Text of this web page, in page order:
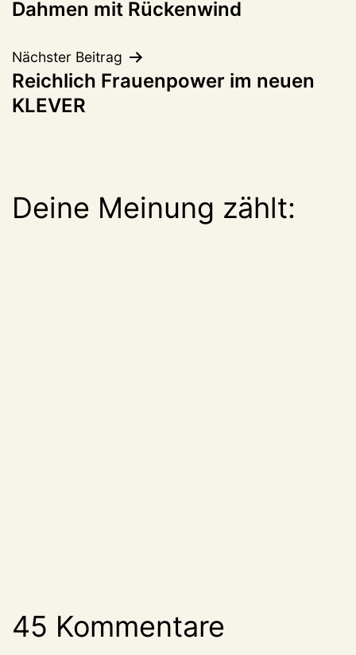
Dahmen mit Rückenwind
Nächster Beitrag
Reichlich Frauenpower im neuen
KLEVER
Deine Meinung zählt:
45 Kommentare